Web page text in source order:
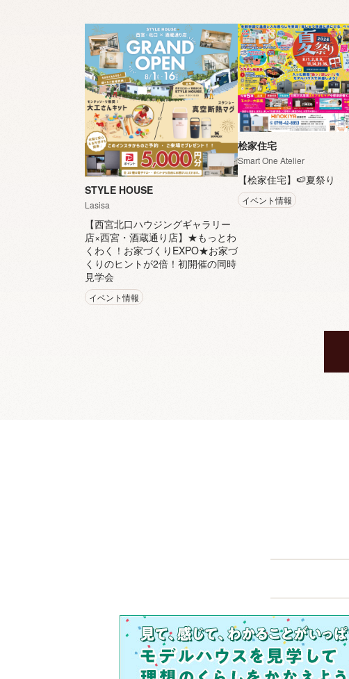
STYLE HOUSE
Lasisa
【西宮北口ハウジングギャラリー
店×西宮・酒蔵通り店】★もっとわ
くわく！お家づくりEXPO★お家づ
くりのヒントが2倍！初開催の同時
見学会
イベント情報
桧家住宅
Smart One Atelier
【桧家住宅】🍉夏祭り
イベント情報